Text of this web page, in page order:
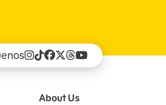
About Us